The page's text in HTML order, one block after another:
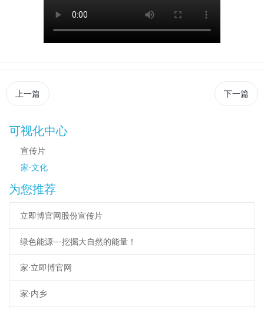
上一篇 下一篇
可视化中心
宣传片
家·文化
为您推荐
立即博官网股份宣传片
绿色能源---挖掘大自然的能量！
家·立即博官网
家·内乡